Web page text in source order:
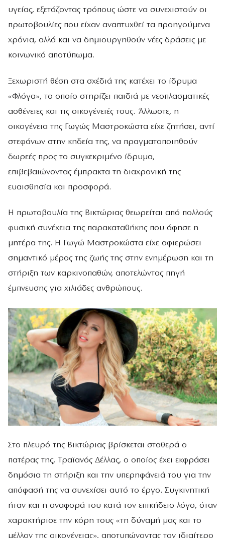
υγείας, εξετάζοντας τρόπους ώστε να συνεχιστούν οι
πρωτοβουλίες που είχαν αναπτυχθεί τα προηγούμενα
χρόνια, αλλά και να δημιουργηθούν νέες δράσεις με
κοινωνικό αποτύπωμα.
Ξεχωριστή θέση στα σχέδιά της κατέχει το ίδρυμα
«Φλόγα», το οποίο στηρίζει παιδιά με νεοπλασματικές
ασθένειες και τις οικογένειές τους. Άλλωστε, η
οικογένεια της Γωγώς Μαστροκώστα είχε ζητήσει, αντί
στεφάνων στην κηδεία της, να πραγματοποιηθούν
δωρεές προς το συγκεκριμένο ίδρυμα,
επιβεβαιώνοντας έμπρακτα τη διαχρονική της
ευαισθησία και προσφορά.
Η πρωτοβουλία της Βικτώριας θεωρείται από πολλούς
φυσική συνέχεια της παρακαταθήκης που άφησε η
μητέρα της. Η Γωγώ Μαστροκώστα είχε αφιερώσει
σημαντικό μέρος της ζωής της στην ενημέρωση και τη
στήριξη των καρκινοπαθών, αποτελώντας πηγή
έμπνευσης για χιλιάδες ανθρώπους.
Στο πλευρό της Βικτώριας βρίσκεται σταθερά ο
πατέρας της, Τραϊανός Δέλλας, ο οποίος έχει εκφράσει
δημόσια τη στήριξη και την υπερηφάνειά του για την
απόφασή της να συνεχίσει αυτό το έργο. Συγκινητική
ήταν και η αναφορά του κατά τον επικήδειο λόγο, όταν
χαρακτήρισε την κόρη τους «τη δύναμή μας και το
μέλλον της οικογένειας», αποτυπώνοντας τον ιδιαίτερο